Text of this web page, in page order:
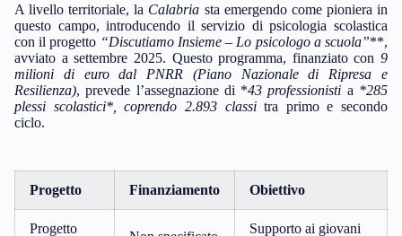
A livello territoriale, la Calabria sta emergendo come pioniera in
questo campo, introducendo il servizio di psicologia scolastica
con il progetto “Discutiamo Insieme – Lo psicologo a scuola”**,
avviato a settembre 2025. Questo programma, finanziato con 9
milioni di euro dal PNRR (Piano Nazionale di Ripresa e
Resilienza), prevede l’assegnazione di *43 professionisti a *285
plessi scolastici*, coprendo 2.893 classitra primo e secondo
ciclo.
Progetto Finanziamento Obiettivo
Progetto
Supporto ai giovani